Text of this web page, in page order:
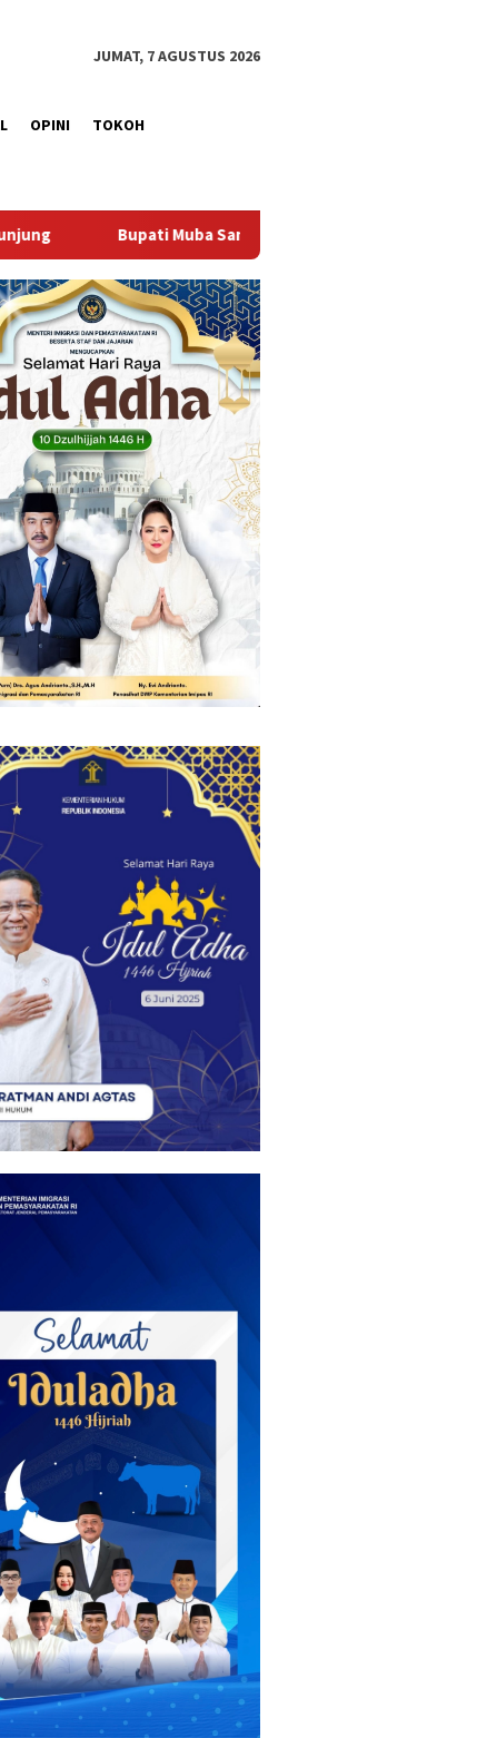
JUMAT, 7 AGUSTUS 2026
OPINI TOKOH
Aspirasi Santun Gabungan Lembaga dan Masyarakat Muba